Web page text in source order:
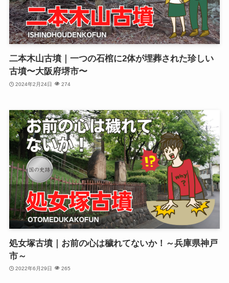
二本木山古墳｜一つの石棺に2体が埋葬された珍しい
古墳〜大阪府堺市〜
2024年2月24日 274
処女塚古墳｜お前の心は穢れてないか！～兵庫県神戸
市～
2022年6月29日 265